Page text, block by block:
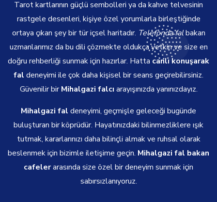
Tarot kartlarının güçlü sembolleri ya da kahve telvesinin
rastgele desenleri, kişiye özel yorumlarla birleştiğinde
ortaya çıkan şey bir tür içsel haritadır. Telefonda falbakan
uzmanlarımız da bu dili çözmekte oldukça yetkin ve size en
doğru rehberliği sunmak için hazırlar. Hatta canlı konuşarak
fal deneyimi ile çok daha kişisel bir seans geçirebilirsiniz.
Güvenilir birMihalgazi falcı arayışınızda yanınızdayız.
Mihalgazi fal deneyimi, geçmişle geleceği bugünde
buluşturan bir köprüdür. Hayatınızdaki bilinmezliklere ışık
tutmak, kararlarınızı daha bilinçli almak ve ruhsal olarak
beslenmek için bizimle iletişime geçin. Mihalgazi fal bakan
cafelerarasında size özel bir deneyim sunmak için
sabırsızlanıyoruz.